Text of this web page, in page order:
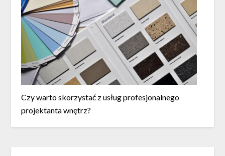
Czy warto skorzystać z usług profesjonalnego
projektanta wnętrz?